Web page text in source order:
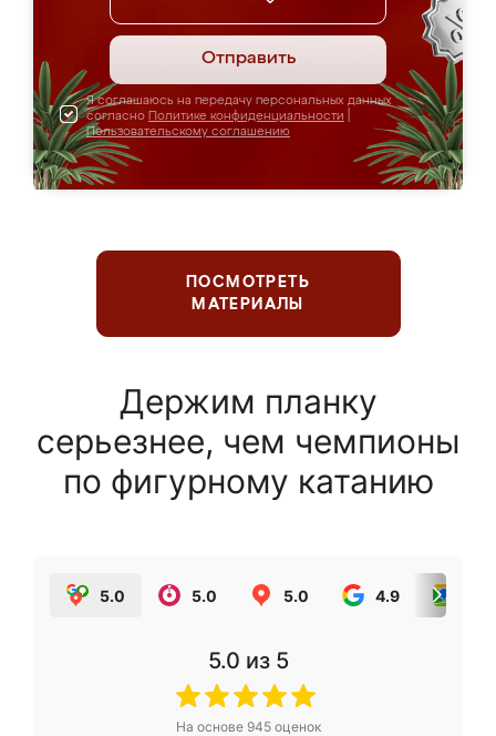
Отправить
Я соглашаюсь на передачу персональных данных
согласно Политике конфиденциальности
Пользовательскому соглашению
ПОСМОТРЕТЬ
МАТЕРИАЛЫ
Держим планку
серьезнее, чем чемпионы
по фигурному катанию
5.0 5.0 5.0 4.9
5.0 из 5
На основе 945оценок